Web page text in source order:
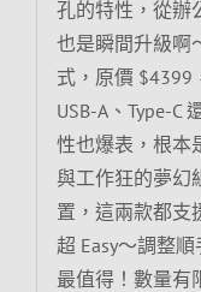
孔的特性，從辦
也是瞬間升級啊
式，原價 $4399
USB-A、Type-C
性也爆表，根本
與工作狂的夢幻
置，這兩款都支
超 Easy～調整
最值得！數量有